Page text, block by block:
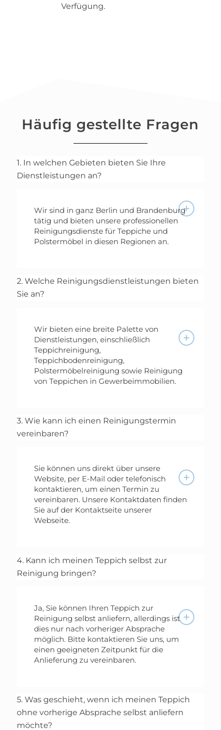
Verfügung.
Häufig gestellte Fragen
1. In welchen Gebieten bieten Sie Ihre
Dienstleistungen an?
Wir sind in ganz Berlin und Brandenburg
tätig und bieten unsere professionellen
Reinigungsdienste für Teppiche und
Polstermöbel in diesen Regionen an.
2. Welche Reinigungsdienstleistungen bieten
Sie an?
Wir bieten eine breite Palette von
Dienstleistungen, einschließlich
Teppichreinigung,
Teppichbodenreinigung,
Polstermöbelreinigung sowie Reinigung
von Teppichen in Gewerbeimmobilien.
3. Wie kann ich einen Reinigungstermin
vereinbaren?
Sie können uns direkt über unsere
Website, per E-Mail oder telefonisch
kontaktieren, um einen Termin zu
vereinbaren. Unsere Kontaktdaten finden
Sie auf der Kontaktseite unserer
Webseite.
4. Kann ich meinen Teppich selbst zur
Reinigung bringen?
Ja, Sie können Ihren Teppich zur
Reinigung selbst anliefern, allerdings ist
dies nur nach vorheriger Absprache
möglich. Bitte kontaktieren Sie uns, um
einen geeigneten Zeitpunkt für die
Anlieferung zu vereinbaren.
5. Was geschieht, wenn ich meinen Teppich
ohne vorherige Absprache selbst anliefern
möchte?